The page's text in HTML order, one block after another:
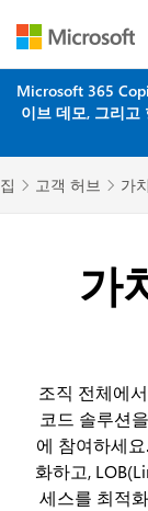
Microsoft 365
이브 데모, 그리고
집  고객 허브  가
가
조직 전체에
코드 솔루션
에 참여하세
화하고,
세스를 최적